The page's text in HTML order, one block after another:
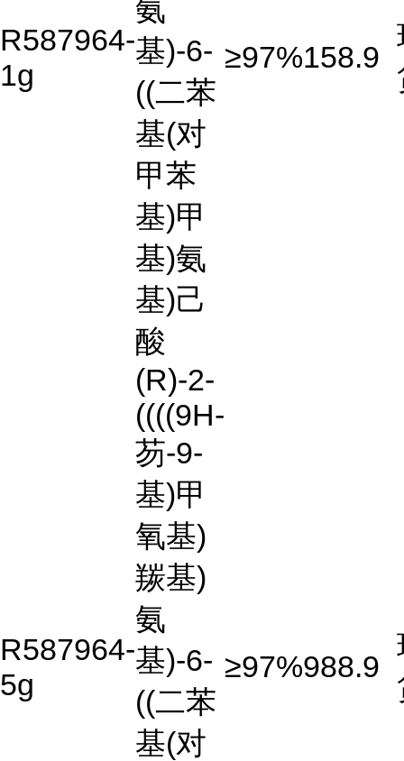
R587964-
1g
氨
基)-6-
((二苯
基(对
甲苯
基)甲
基)氨
基)己
酸
≥97%158.9
R587964-
5g
(R)-2-
((((9H-
芴-9-
基)甲
氧基)
羰基)
氨
基)-6-
((二苯
基(对
≥97%988.9